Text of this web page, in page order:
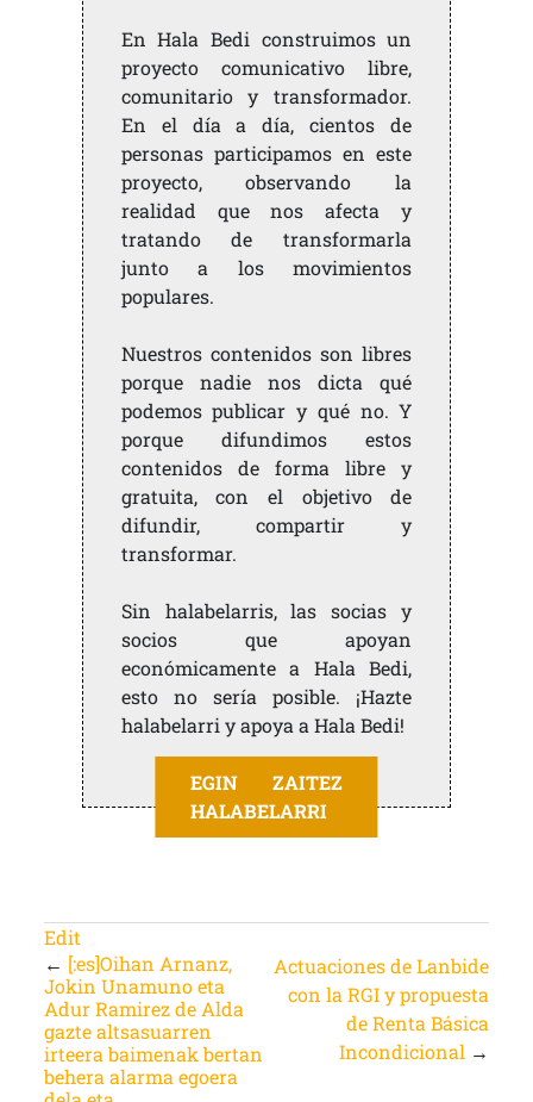
En Hala Bedi construimos un
proyecto comunicativo libre,
comunitario y transformador.
En el día a día, cientos de
personas participamos en este
proyecto, observando la
realidad que nos afecta y
tratando de transformarla
junto a los movimientos
populares.
Nuestros contenidos son libres
porque nadie nos dicta qué
podemos publicar y qué no. Y
porque difundimos estos
contenidos de forma libre y
gratuita, con el objetivo de
difundir, compartir y
transformar.
Sin halabelarris, las socias y
socios que apoyan
económicamente a Hala Bedi,
esto no sería posible. ¡Hazte
halabelarri y apoya a Hala Bedi!
EGIN ZAITEZ
HALABELARRI
Edit
← [:es]Oihan Arnanz,
Jokin Unamuno eta
Adur Ramirez de Alda
gazte altsasuarren
irteera baimenak bertan
behera alarma egoera
Actuaciones de Lanbide
con la RGI y propuesta
de Renta Básica
Incondicional →